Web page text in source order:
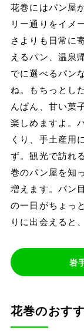
花巻にはパン屋
リー通りをイメ
さよりも日常に
えるパン、温泉
でに選べるパン
ね。もちっとし
んぱん、甘い菓
楽しめますよ。
くり、手土産用
ず。観光で訪れ
巻のパン屋を知
増えます。パン
の一日がちょっ
りに出会えると
岩
花巻のおす